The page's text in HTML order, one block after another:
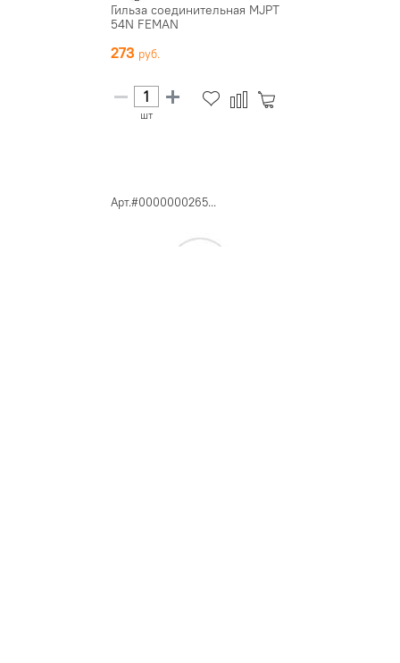
Гильза соединительная MJPT
54N FEMAN
273
шт
Арт.#0000000265...